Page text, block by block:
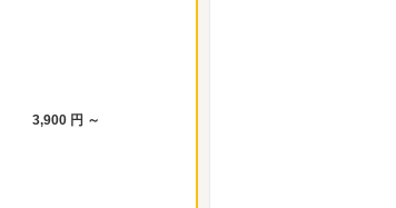
3,900 円 ～